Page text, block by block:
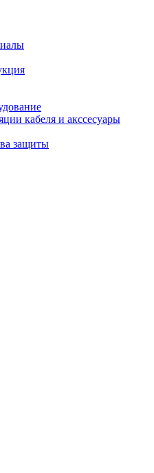
кабеля и акссесуары
защиты